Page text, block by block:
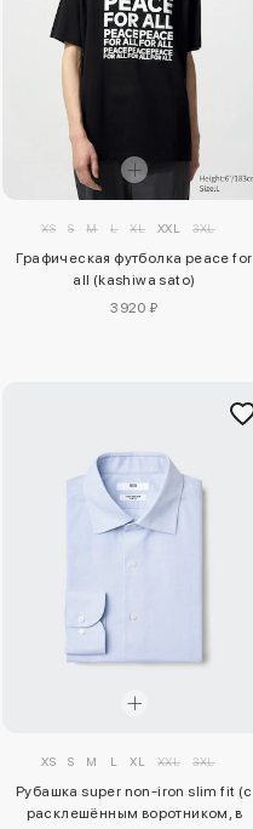
XS S M L XL XXL 3XL
Графическая футболка peace for
all (kashiwa sato)
3920 ₽
XS S M L XL XXL 3XL
Рубашка super non-iron slim fit (с
расклешённым воротником, в